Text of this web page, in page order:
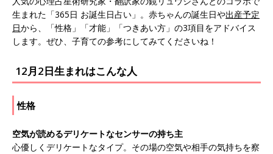
生まれた「365日 お誕生日占い」。赤ちゃんの誕生日や出産予定
日から、「性格」「才能」「つきあい方」の3項目をアドバイス
します。ぜひ、子育ての参考にしてみてくださいね！
12月2日生まれはこんな人
性格
空気が読めるデリケートなセンサーの持ち主
心優しくデリケートなタイプ。その場の空気や相手の気持ちを察